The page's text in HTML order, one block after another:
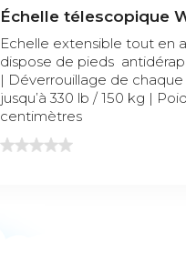
Échelle télescopique
Echelle extensible tout en
dispose de pieds
| Déverrouillage de
jusqu’à 330 lb / 150 kg |
centimètres